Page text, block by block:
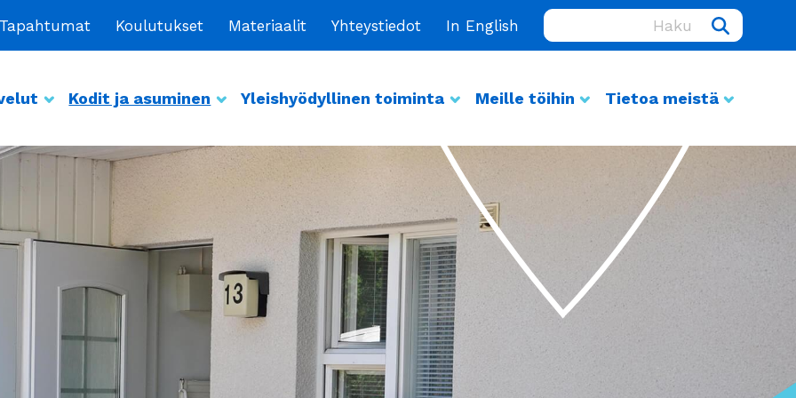
Tapahtumat Koulutukset Materiaalit Yhteystiedot In English Haku:
Kodit ja asuminen Yleishyödyllinen toiminta Meille töihin Tietoa meistä